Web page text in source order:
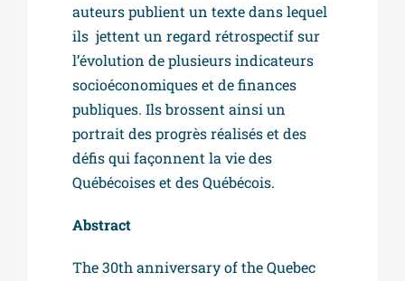
auteurs publient un texte dans lequel
ils jettent un regard rétrospectif sur
l’évolution de plusieurs indicateurs
socioéconomiques et de finances
publiques. Ils brossent ainsi un
portrait des progrès réalisés et des
défis qui façonnent la vie des
Québécoises et des Québécois.
Abstract
The 30th anniversary of the Quebec